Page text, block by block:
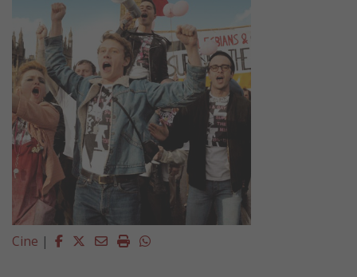
Cine | Facebook
Twitter
EmailImprimirWhatsapp